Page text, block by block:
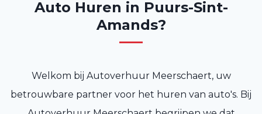
Auto Huren in Puurs-Sint-
Amands?
Welkom bij Autoverhuur Meerschaert, uw
betrouwbare partner voor het huren van auto's. Bij